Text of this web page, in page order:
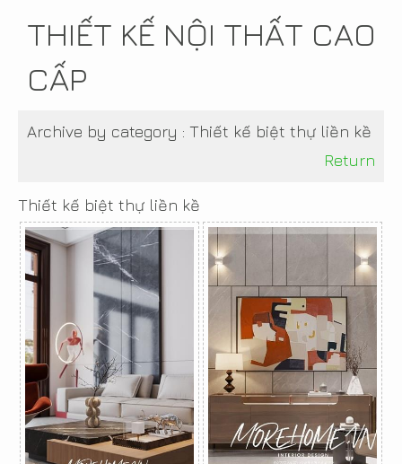
THIẾT KẾ NỘI THẤT CAO
CẤP
Archive by category : Thiết kế biệt thự liền kề
Return
Thiết kế biệt thự liền kề